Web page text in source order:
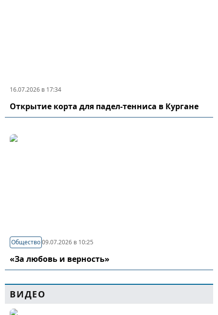
16.07.2026 в 17:34
Открытие корта для падел-тенниса в Кургане
Общество09.07.2026 в 10:25
«За любовь и верность»
ВИДЕО